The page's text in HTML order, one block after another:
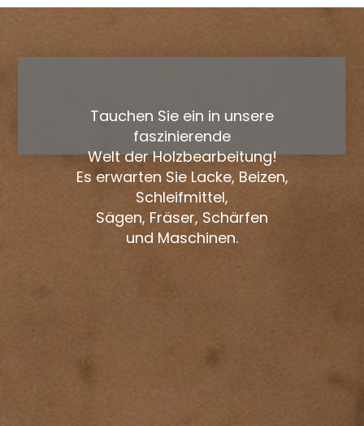
Tauchen Sie ein in unsere
faszinierende
Welt der Holzbearbeitung!
Es erwarten Sie Lacke, Beizen,
Schleifmittel,
Sägen, Fräser, Schärfen
und Maschinen.